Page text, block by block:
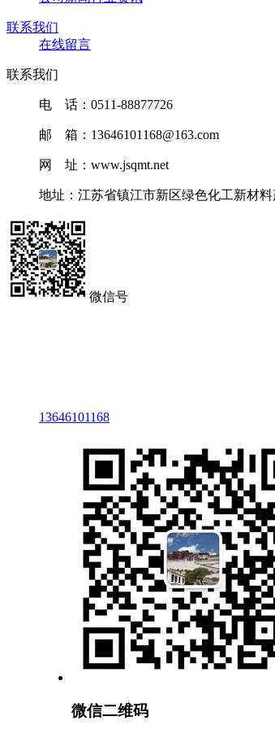
联系我们
在线留言
联系我们
电 话：0511-88877726
邮 箱：13646101168@163.com
网 址：www.jsqmt.net
地址：江苏省镇江市新区绿色化工新材料
微信号
13646101168
微信二维码